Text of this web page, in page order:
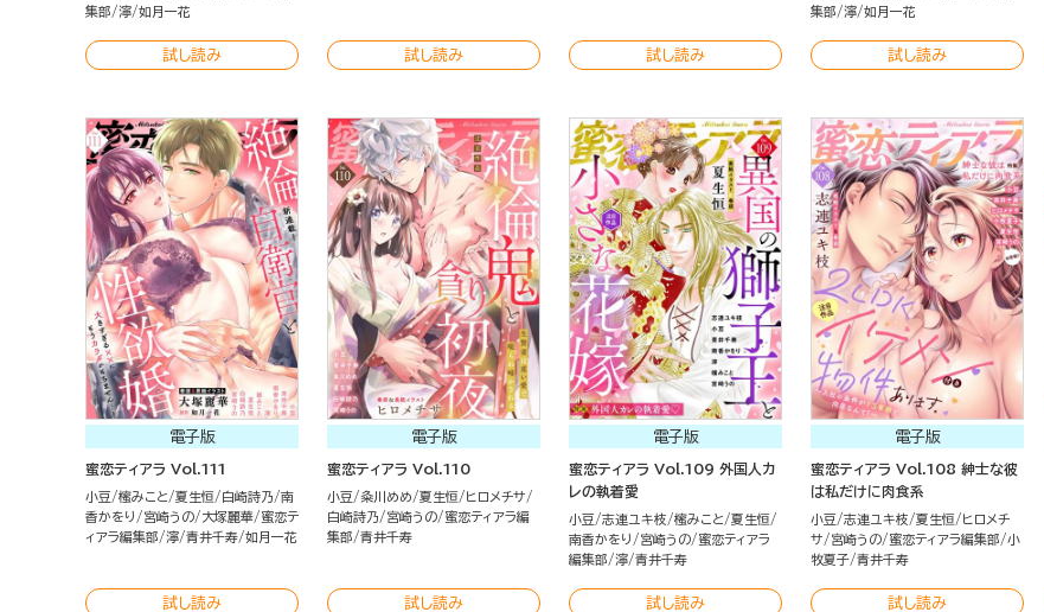
集部
濘 如月一花
試し読み 試し読み 試し読み
集部
濘 如月一花
試し読み
電子版
蜜恋ティアラ Vol.111
小豆 櫁みこと 夏生恒 白崎詩乃
南
香かをり
宮崎うの 大塚麗華
蜜恋テ
ィアラ編集部
濘 青井千寿 如月一花
試し読み
電子版
蜜恋ティアラ Vol.110
小豆 粂川めめ 夏生恒
ヒロメチサ
白崎詩乃
宮崎うの
蜜恋ティアラ編
集部
青井千寿
試し読み
電子版
蜜恋ティアラ Vol.109 外国人カ
レの執着愛
小豆 志連ユキ枝 櫁みこと
夏生恒
南香かをり
宮崎うの
蜜恋ティアラ
編集部
濘 青井千寿
試し読み
電子版
蜜恋ティアラ Vol.108 紳士な彼
は私だけに肉食系
小豆 志連ユキ枝 夏生恒
ヒロメチ
サ
宮崎うの 蜜恋ティアラ編集部
小
牧夏子 青井千寿
試し読み